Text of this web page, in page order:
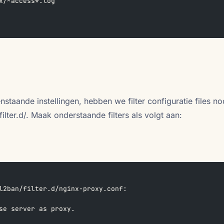
instellingen, hebben we filter configuratie files
. Maak onderstaande filters als volgt aan:
filter.d/nginx-proxy.conf:
server as proxy.